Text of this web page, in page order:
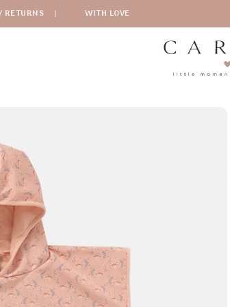
RETURNS | WITH LOVE